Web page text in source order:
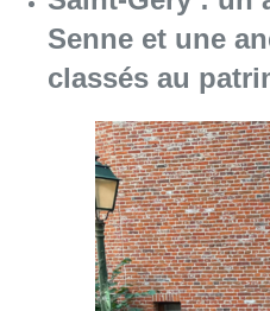
06 août 2026Consulter
De faux billets
en IMAX